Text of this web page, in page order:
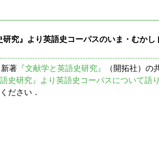
究』より英語史コーパスのいま・むかし
著 『文献学と英語史研究』 （開拓社）の
史研究』より英語史コーパスについて語り
ださい．